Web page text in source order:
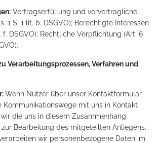
Vertragserfüllung und vorvertragliche
1 S. 1 lit. b. DSGVO); Berechtigte Interessen
f. DSGVO); Rechtliche Verpflichtung (Art. 6
Verarbeitungsprozessen, Verfahren und
Wenn Nutzer über unser Kontaktformular,
Kommunikationswege mit uns in Kontakt
die uns in diesem Zusammenhang
Bearbeitung des mitgeteilten Anliegens.
wir personenbezogene Daten im